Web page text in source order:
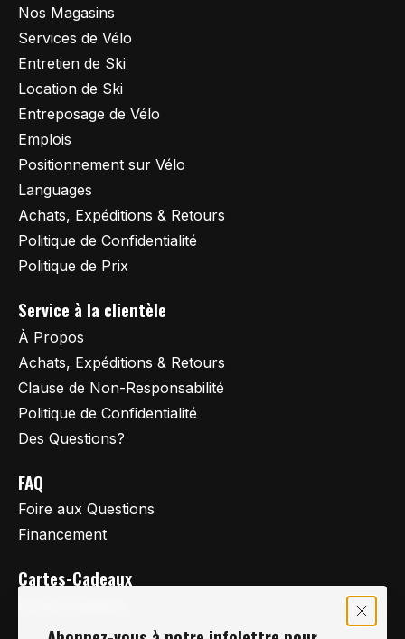
Nos Magasins
Services de Vélo
Entretien de Ski
Location de Ski
Entreposage de Vélo
Emplois
Positionnement sur Vélo
Languages
Achats, Expéditions & Retours
Politique de Confidentialité
Politique de Prix
Service à la clientèle
À Propos
Achats, Expéditions & Retours
Clause de Non-Responsabilité
Politique de Confidentialité
Des Questions?
FAQ
Foire aux Questions
Financement
Cartes-Cadeaux